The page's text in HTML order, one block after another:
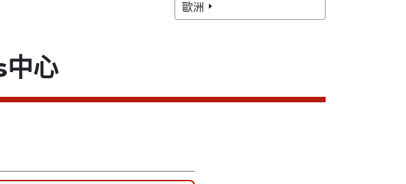
歐洲
心